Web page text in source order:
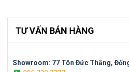
TƯ VẤN BÁN HÀNG
Showroom: 77 Tôn Đức Thắng,